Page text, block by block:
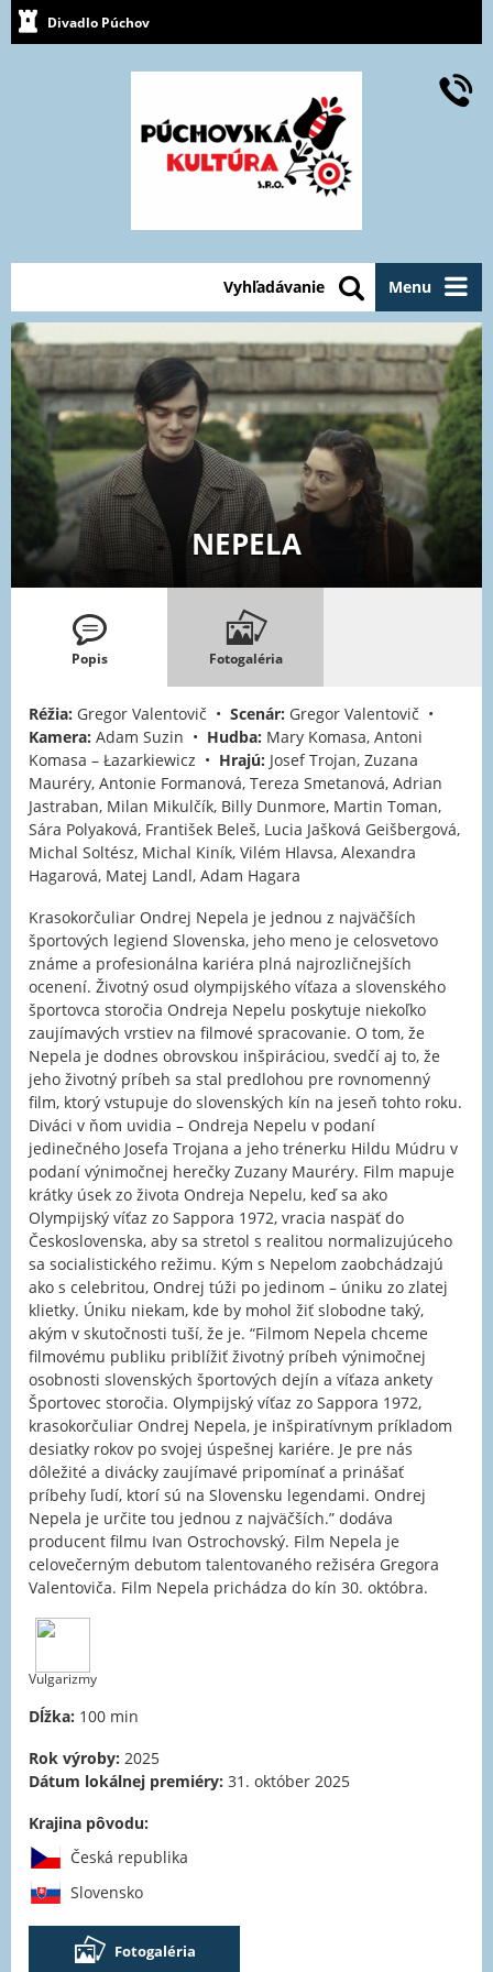
Divadlo Púchov
Menu
Vyhľadávanie
NEPELA
Popis Fotogaléria
Réžia: Gregor Valentovič • Scenár: Gregor Valentovič •
Kamera: Adam Suzin • Hudba: Mary Komasa, Antoni
Komasa – Łazarkiewicz • Hrajú: Josef Trojan, Zuzana
Mauréry, Antonie Formanová, Tereza Smetanová, Adrian
Jastraban, Milan Mikulčík, Billy Dunmore, Martin Toman,
Sára Polyaková, František Beleš, Lucia Jašková Geišbergová,
Michal Soltész, Michal Kiník, Vilém Hlavsa, Alexandra
Hagarová, Matej Landl, Adam Hagara
Krasokorčuliar Ondrej Nepela je jednou z najväčších
športových legiend Slovenska, jeho meno je celosvetovo
známe a profesionálna kariéra plná najrozličnejších
ocenení. Životný osud olympijského víťaza a slovenského
športovca storočia Ondreja Nepelu poskytuje niekoľko
zaujímavých vrstiev na filmové spracovanie. O tom, že
Nepela je dodnes obrovskou inšpiráciou, svedčí aj to, že
jeho životný príbeh sa stal predlohou pre rovnomenný
film, ktorý vstupuje do slovenských kín na jeseň tohto roku.
Diváci v ňom uvidia – Ondreja Nepelu v podaní
jedinečného Josefa Trojana a jeho trénerku Hildu Múdru v
podaní výnimočnej herečky Zuzany Mauréry. Film mapuje
krátky úsek zo života Ondreja Nepelu, keď sa ako
Olympijský víťaz zo Sappora 1972, vracia naspäť do
Československa, aby sa stretol s realitou normalizujúceho
sa socialistického režimu. Kým s Nepelom zaobchádzajú
ako s celebritou, Ondrej túži po jedinom – úniku zo zlatej
klietky. Úniku niekam, kde by mohol žiť slobodne taký,
akým v skutočnosti tuší, že je. “Filmom Nepela chceme
filmovému publiku priblížiť životný príbeh výnimočnej
osobnosti slovenských športových dejín a víťaza ankety
Športovec storočia. Olympijský víťaz zo Sappora 1972,
krasokorčuliar Ondrej Nepela, je inšpiratívnym príkladom
desiatky rokov po svojej úspešnej kariére. Je pre nás
dôležité a divácky zaujímavé pripomínať a prinášať
príbehy ľudí, ktorí sú na Slovensku legendami. Ondrej
Nepela je určite tou jednou z najväčších.” dodáva
producent filmu Ivan Ostrochovský. Film Nepela je
celovečerným debutom talentovaného režiséra Gregora
Valentoviča. Film Nepela prichádza do kín 30. októbra.
Vulgarizmy
Dĺžka: 100 min
Rok výroby: 2025
Dátum lokálnej premiéry: 31. október 2025
Krajina pôvodu:
Česká republika
Slovensko
Fotogaléria